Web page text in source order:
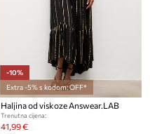
-10%
Extra -5% s kodom: OFF*
Haljina od viskoze Answear.LAB
Trenutna cijena:
41,99 €